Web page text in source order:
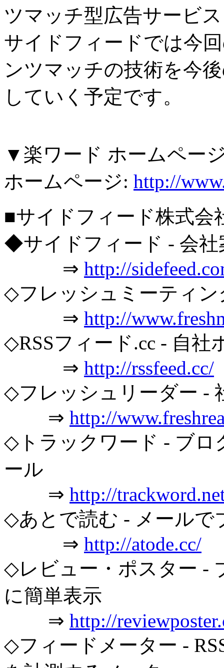
ツマッチ型広告サービ
サイドフィードでは今
ンツマッチの技術を今
していく予定です。
▼楽ワード ホームペー
ホームページ: http://
■サイドフィード株式会
◆サイドフィード - 会社
⇒ http://
◇フレッシュミーティ
⇒ http://
◇RSSフィード.cc - 自社
⇒ http://rssfeed.cc/
◇フレッシュリーダー -
⇒ http://
◇トラックワード - ブロ
ール
⇒ http://
◇あとで読む - メールで
⇒ http://atode.cc/
◇レビュー・ポスター -
に簡単表示
⇒ http://
◇フィードメーター -